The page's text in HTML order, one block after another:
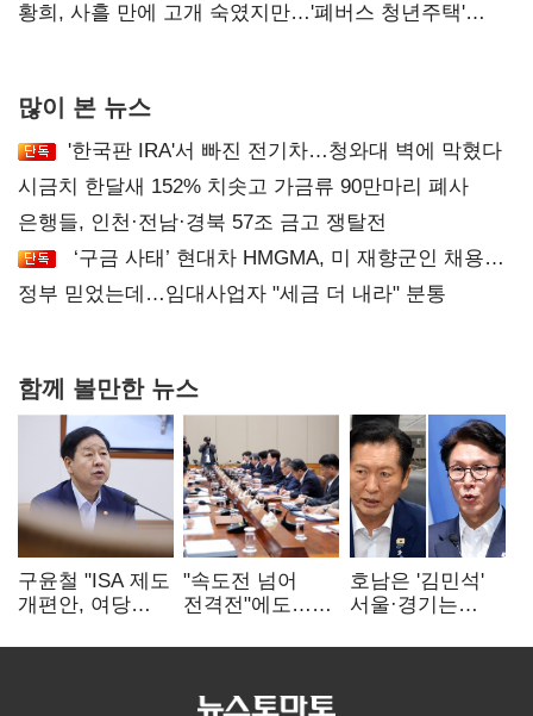
달리해야"
황희, 사흘 만에 고개 숙였지만…'폐버스 청년주택'
많이 본 뉴스
'한국판 IRA'서 빠진 전기차…청와대 벽에 막혔다
시금치 한달새 152% 치솟고 가금류 90만마리 폐사
은행들, 인천·전남·경북 57조 금고 쟁탈전
‘구금 사태’ 현대차 HMGMA, 미 재향군인 채용
확대로 분위기 반전
정부 믿었는데…임대사업자 "세금 더 내라" 분통
함께 볼만한 뉴스
구윤철 "ISA 제도
개편안, 여당
제도 보완 적극
"속도전 넘어
전격전"에도…
주 52시간까지
호남은 '김민석'
서울·경기는
승자는 '안갯속'